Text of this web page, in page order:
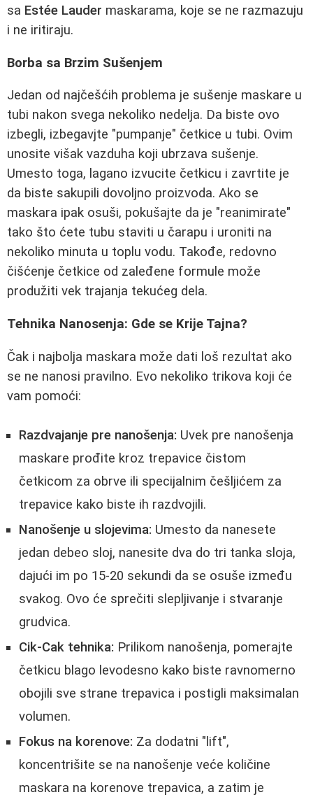
sa Estée Lauder maskarama, koje se ne razmazuju
i ne iritiraju.
Borba sa Brzim Sušenjem
Jedan od najčešćih problema je sušenje maskare u
tubi nakon svega nekoliko nedelja. Da biste ovo
izbegli, izbegavjte "pumpanje" četkice u tubi. Ovim
unosite višak vazduha koji ubrzava sušenje.
Umesto toga, lagano izvucite četkicu i zavrtite je
da biste sakupili dovoljno proizvoda. Ako se
maskara ipak osuši, pokušajte da je "reanimirate"
tako što ćete tubu staviti u čarapu i uroniti na
nekoliko minuta u toplu vodu. Takođe, redovno
čišćenje četkice od zaleđene formule može
produžiti vek trajanja tekućeg dela.
Tehnika Nanosenja: Gde se Krije Tajna?
Čak i najbolja maskara može dati loš rezultat ako
se ne nanosi pravilno. Evo nekoliko trikova koji će
vam pomoći:
Razdvajanje pre nanošenja: Uvek pre nanošenja
maskare prođite kroz trepavice čistom
četkicom za obrve ili specijalnim češljićem za
trepavice kako biste ih razdvojili.
Nanošenje u slojevima: Umesto da nanesete
jedan debeo sloj, nanesite dva do tri tanka sloja,
dajući im po 15-20 sekundi da se osuše između
svakog. Ovo će sprečiti slepljivanje i stvaranje
grudvica.
Cik-Cak tehnika: Prilikom nanošenja, pomerajte
četkicu blago levodesno kako biste ravnomerno
obojili sve strane trepavica i postigli maksimalan
volumen.
Fokus na korenove: Za dodatni "lift",
koncentrišite se na nanošenje veće količine
maskara na korenove trepavica, a zatim je